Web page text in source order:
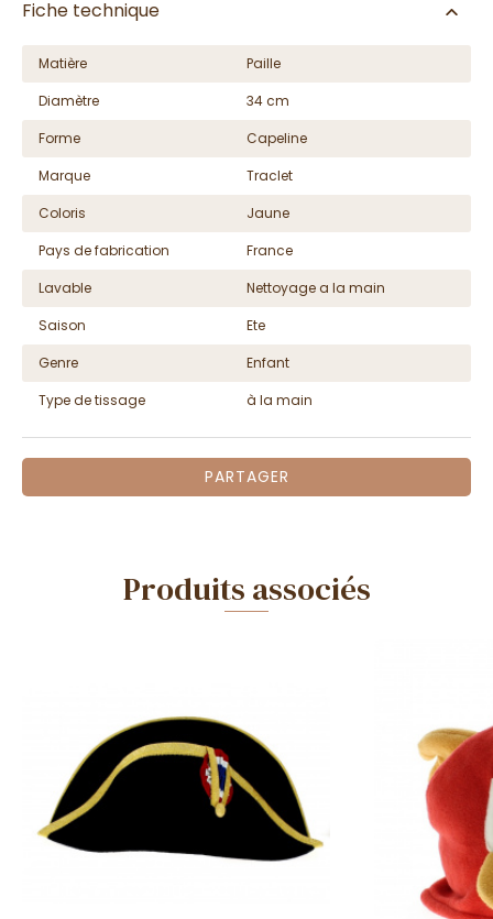
Fiche technique
Matière
Paille
Diamètre
34 cm
Forme
Capeline
Marque
Traclet
Coloris
Jaune
Pays de fabrication
France
Lavable
Nettoyage a la main
Saison
Ete
Genre
Enfant
Type de tissage
à la main
PARTAGER
Produits associés